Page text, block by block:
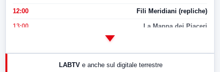
12:00 Fili Meridiani (repliche)
13:00 La Mappa dei Piaceri
LABTV e anche sul digitale terrestre